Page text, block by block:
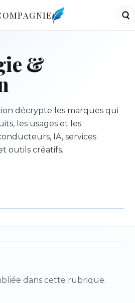
&
décrypte les marques qui
les usages et les
IA, services
outils créatifs.
dans cette rubrique.